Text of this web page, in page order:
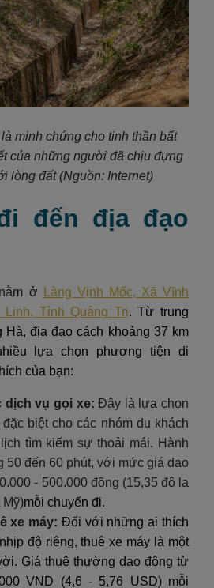
minh chứng cho tinh thần bất
của những người đã chịu đựng
lòng đất(Nguồn: Internet)
đến địa đạo
ở
Làng Vịnh Mốc, Xã Vĩnh
Tỉnh Quảng Trị. Từ trung
Hà, địa đạo cách khoảng 37 km
lựa chọn phương tiện di
của bạn:
dịch vụ gọi xe:Đây là lựa chọn
biệt cho các nhóm du khách
tìm kiếm sự thoải mái. Hành
50 đến 60 phút, với mức giá dao
- 500.000 đồng (15,35 đô la
Mỹ)mỗi chuyến đi.
xe máy: Đối với những ai thích
độ riêng, thuê xe máy là một
Giá thuê thường dao động từ
VND (4,6 - 5,76 USD) mỗi